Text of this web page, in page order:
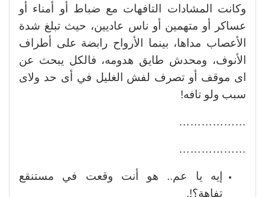
وكانت المشادات التافهات مع ضباط أو أمناء أو
عساكر أو متهمين أو ناس عاديين، حيث تبلغ شدة
الأعصاب مداها، بينما الأرواح رابضة على أطراف
الأنوف، ومحدش طايق هدومه، فالكل يبحث عن
اى موقف أو تصرف لفش الغليل في أى حد ولاى
سبب ولو تافه!
………………
………………
إيه يا عم.. هو أنت وقعت في مستنقع
تفاهة؟!.